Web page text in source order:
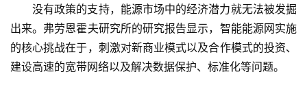
没有政策的支持，能源市场中的经济潜力就无法被发掘
出来。弗劳恩霍夫研究所的研究报告显示，智能能源网实施
的核心挑战在于，刺激对新商业模式以及合作模式的投资、
建设高速的宽带网络以及解决数据保护、标准化等问题。